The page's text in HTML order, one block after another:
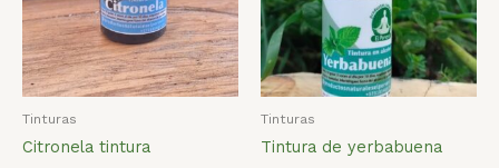
Tinturas
Citronela tintura
Tinturas
Tintura de yerbabuena